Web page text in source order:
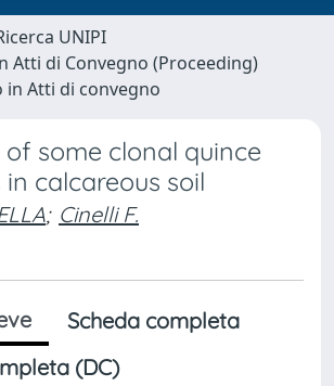
UNIPI
Atti di Convegno (Proceeding)
in Atti di convegno
of some clonal quince
calcareous soil
; Cinelli F.
Scheda completa
(DC)